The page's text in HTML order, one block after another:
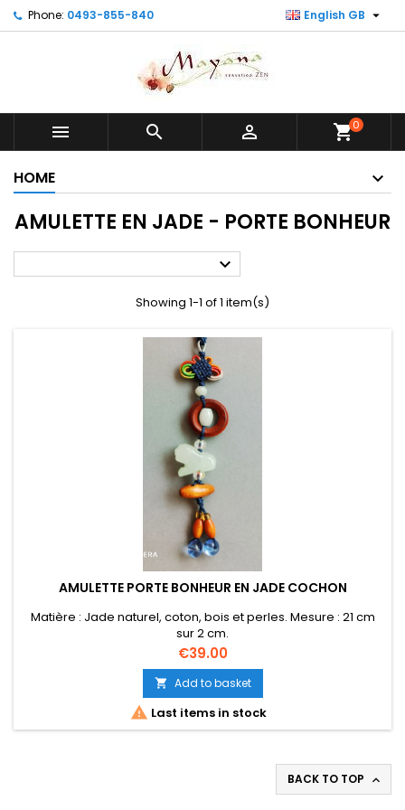
Phone: 0493-855-840 English GB 
   shopping_cart0
HOME
AMULETTE EN JADE - PORTE BONHEUR

Showing 1-1 of 1 item(s)
AMULETTE PORTE BONHEUR EN JADE COCHON
Matière : Jade naturel, coton, bois et perles. Mesure : 21 cm
sur 2 cm.
Price
€39.00
 Add to basket
 Last items in stock
BACK TO TOP 